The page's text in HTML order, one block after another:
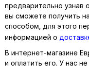
предварительно узнав
вы сможете получить
способом, для этого
информацией о
В интернет-магазине
и оплатить его. У нас